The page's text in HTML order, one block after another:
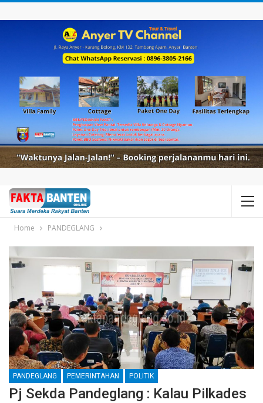
Home PANDEGLANG
PANDEGLANG PEMERINTAHAN POLITIK
Pj Sekda Pandeglang : Kalau Pilkades